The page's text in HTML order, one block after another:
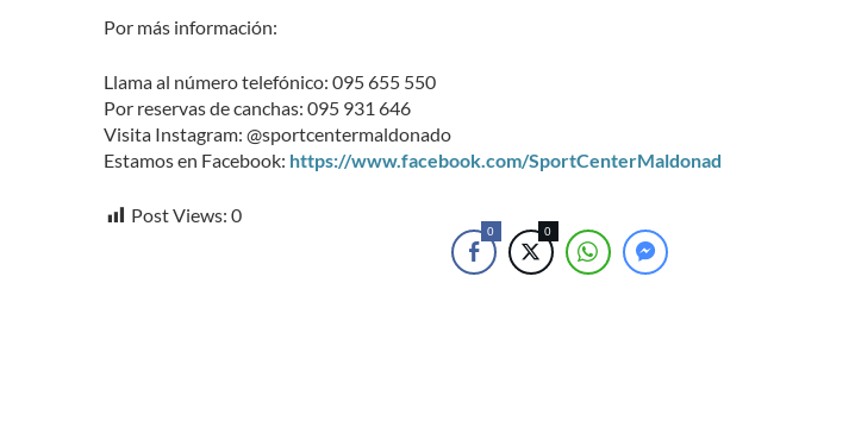
Por más información:
Llama al número telefónico: 095 655 550
Por reservas de canchas: 095 931 646
Visita Instagram: @sportcentermaldonado
Estamos en Facebook: https://www.facebook.com/SportCenterMaldonad
Post Views: 0
0 0